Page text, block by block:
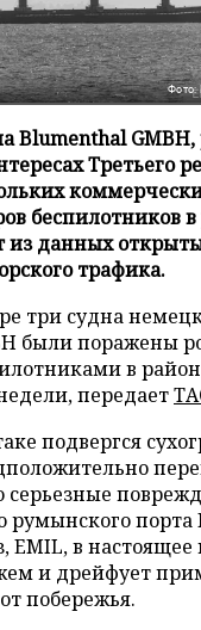
Фото:
Blumenthal GMBH,
Третьего
беспилотников
из данных
трафика.
три судна
были поражены
в
передает
подвергся
серьезные
румынского порта
EMIL, в настоящее
и дрейфует
побережья.